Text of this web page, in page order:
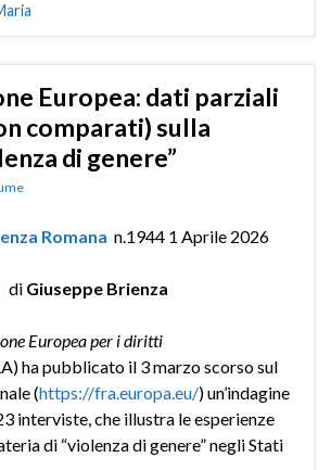
Europea: dati parziali
comparati) sulla
di genere”
Romana n.1944 1 Aprile 2026
di Giuseppe Brienza
Europea per i diritti
ha pubblicato il 3 marzo scorso sul
(https://fra.europa.eu/) un’indagine
interviste, che illustra le esperienze
di “violenza di genere” negli Stati